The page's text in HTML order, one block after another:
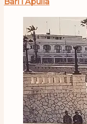
Bari i Apulia